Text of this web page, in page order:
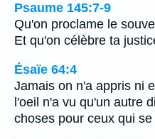
Psaume 145:7-9
Qu'on proclame le
Et qu'on célèbre ta
Ésaïe 64:4
Jamais on n'a appris ni
l'oeil n'a vu qu'un autre
choses pour ceux qui